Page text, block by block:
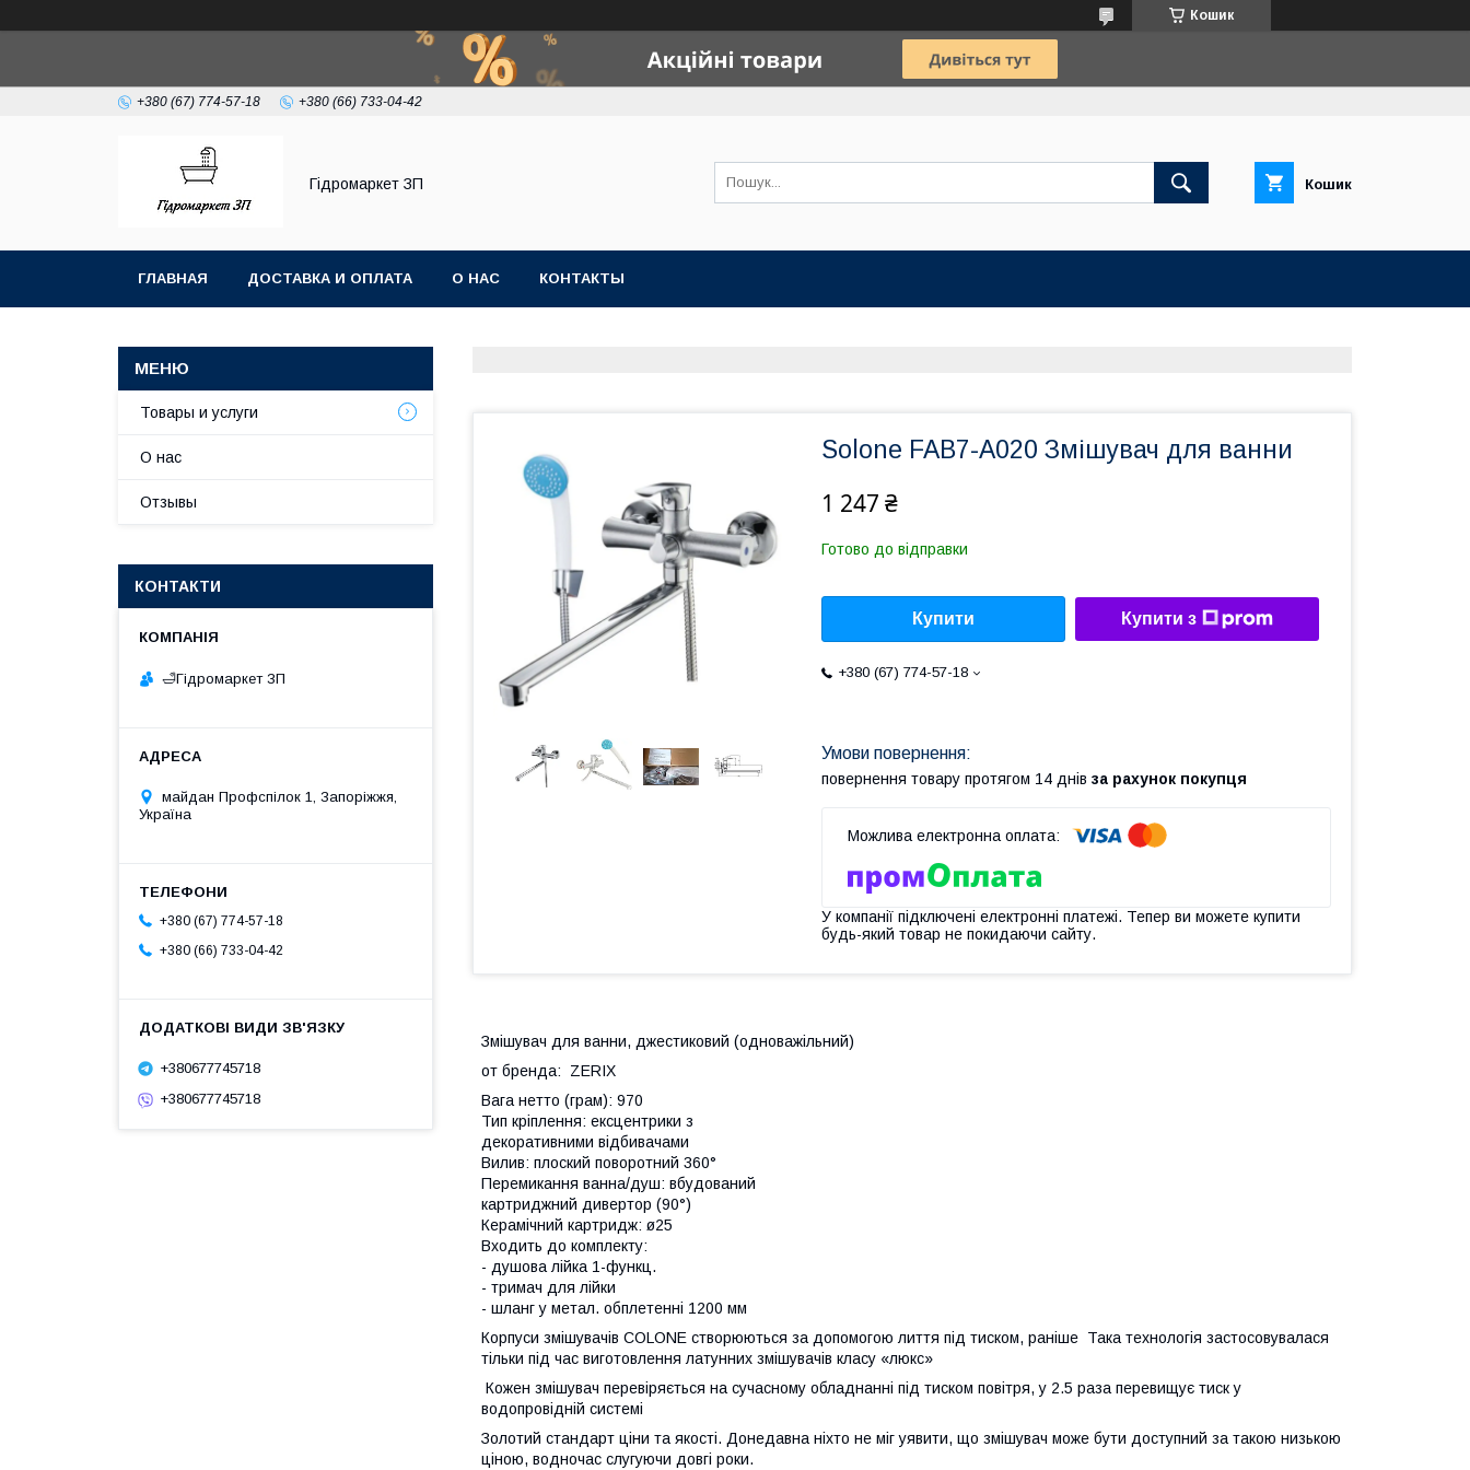
Кошик
+380 (67) 774-57-18 +380 (66) 733-04-42
Гiдромаркет ЗП Кошик
ГЛАВНАЯ ДОСТАВКА И ОПЛАТА О НАС КОНТАКТЫ
Solone FAB7-A020 Змішувач для ванни
1 247 ₴
Готово до відправки
Купити Купити з
+380 (67) 774-57-18
повернення товару протягом 14 днів за рахунок покупця
У компанії підключені електронні платежі. Тепер ви можете купити
будь-який товар не покидаючи сайту.
Змішувач для ванни, джестиковий (одноважільний)
от бренда: ZERIX
Вага нетто (грам): 970
Тип кріплення: ексцентрики з
декоративними відбивачами
Вилив: плоский поворотний 360°
Перемикання ванна/душ: вбудований
картриджний дивертор (90°)
Керамічний картридж: ø25
Входить до комплекту:
- душова лійка 1-функц.
- тримач для лійки
- шланг у метал. обплетенні 1200 мм
Корпуси змішувачів COLONE створюються за допомогою лиття під тиском, раніше Така технологія застосовувалася
тільки під час виготовлення латунних змішувачів класу «люкс»
Кожен змішувач перевіряється на сучасному обладнанні під тиском повітря, у 2.5 раза перевищує тиск у
водопровідній системі
Золотий стандарт ціни та якості. Донедавна ніхто не міг уявити, що змішувач може бути доступний за такою низькою
ціною, водночас слугуючи довгі роки.
Товары и услуги
О нас
Отзывы
КОНТАКТИ
🛁Гiдромаркет ЗП
майдан Профспілок 1, Запоріжжя,
Україна
+380 (67) 774-57-18
+380 (66) 733-04-42
+380677745718
+380677745718